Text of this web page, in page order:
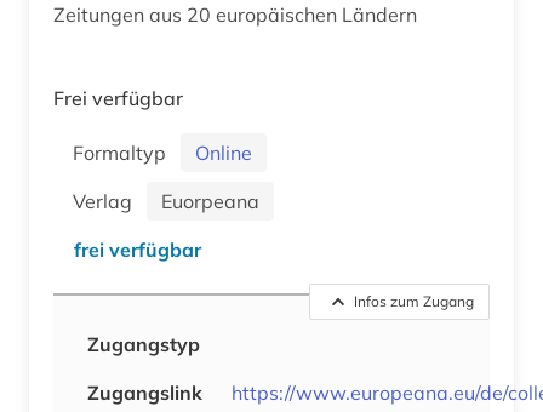
Zeitungen aus 20 europäischen Ländern
Frei verfügbar
Formaltyp
Online
Verlag
Euorpeana
frei verfügbar
Infos zum Zugang
Zugangstyp
Zugangslink
https://www.europeana.eu/de/